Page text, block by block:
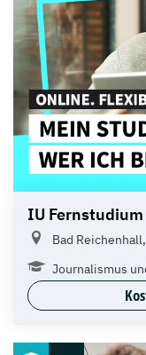
IU Fernstudium
Bad
Journalismus